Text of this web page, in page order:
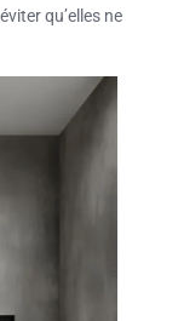
qu’elles ne